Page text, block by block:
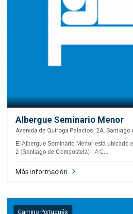
Albergue Seminario Menor
Avenida de Quiroga Palacios, 2A, Santiago
El Albergue Seminario Menor está ubicado
2 (Santiago de Compostela) - A C...
Más información
Camino Portugués